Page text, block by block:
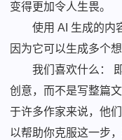
变得更加令人生畏。
使用 AI 生成的内
因为它可以生成多个
我们喜欢什么：
创意，而不是写整篇
于许多作家来说，他
以帮助你克服这一步